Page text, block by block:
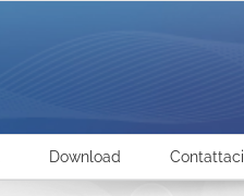
Download Contattaci